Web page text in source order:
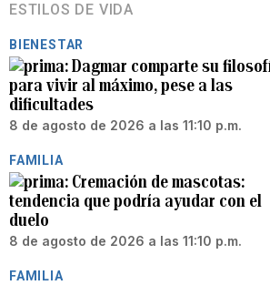
ESTILOS DE VIDA
BIENESTAR
Dagmar comparte su
para vivir al máximo, pese a las
dificultades
8 de agosto de 2026 a las 11:10 p.m.
FAMILIA
Cremación de mascotas:
tendencia que podría ayudar con el
duelo
8 de agosto de 2026 a las 11:10 p.m.
FAMILIA